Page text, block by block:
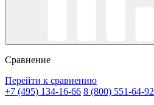
Сравнение
Перейти к сравнению
+7 (495) 134-16-66 8 (800) 551-64-92